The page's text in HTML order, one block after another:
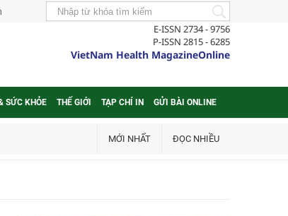
E-ISSN 2734 - 9756
P-ISSN 2815 - 6285
VietNam Health MagazineOnline
SỨC KHỎE THẾ GIỚI TẠP CHÍ IN GỬI BÀI ONLINE
MỚI NHẤT ĐỌC NHIỀU